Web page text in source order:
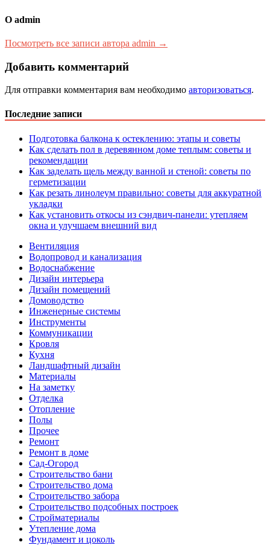
О admin
Посмотреть все записи автора admin →
Добавить комментарий
Для отправки комментария вам необходимо авторизоваться.
Последние записи
Подготовка балкона к остеклению: этапы и советы
Как сделать пол в деревянном доме теплым: советы и
рекомендации
Как заделать щель между ванной и стеной: советы по
герметизации
Как резать линолеум правильно: советы для аккуратной
укладки
Как установить откосы из сэндвич-панели: утепляем
окна и улучшаем внешний вид
Вентиляция
Водопровод и канализация
Водоснабжение
Дизайн интерьера
Дизайн помещений
Домоводство
Инженерные системы
Инструменты
Коммуникации
Кровля
Кухня
Ландшафтный дизайн
Материалы
На заметку
Отделка
Отопление
Полы
Прочее
Ремонт
Ремонт в доме
Сад-Огород
Строительство бани
Строительство дома
Строительство забора
Строительство подсобных построек
Стройматериалы
Утепление дома
Фундамент и цоколь